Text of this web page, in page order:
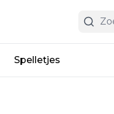
Spelletjes